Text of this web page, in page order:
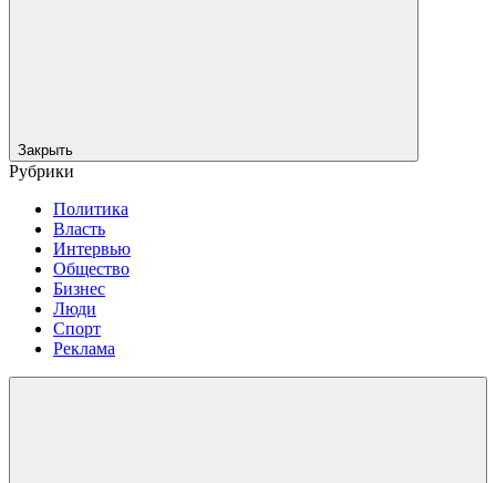
Закрыть
Рубрики
Политика
Власть
Интервью
Общество
Бизнес
Люди
Спорт
Реклама